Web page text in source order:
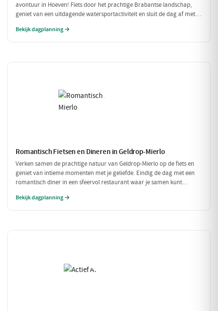
avontuur in Hoeven! Fiets door het prachtige Brabantse landschap,
geniet van een uitdagende watersportactiviteit en sluit de dag af met
zijn in de natuur!
Bekijk dagplanning →
Romantisch Fietsen en Dineren in Geldrop-Mierlo
Verken samen de prachtige natuur van Geldrop-Mierlo op de fiets en
geniet van intieme momenten met je geliefde. Eindig de dag met een
romantisch diner in een sfeervol restaurant waar je samen kunt
Bekijk dagplanning →